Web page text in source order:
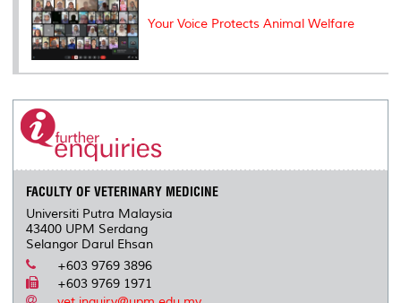
Your Voice Protects Animal Welfare
FACULTY OF VETERINARY MEDICINE
Universiti Putra Malaysia
43400 UPM Serdang
Selangor Darul Ehsan
+603 9769 3896
+603 9769 1971